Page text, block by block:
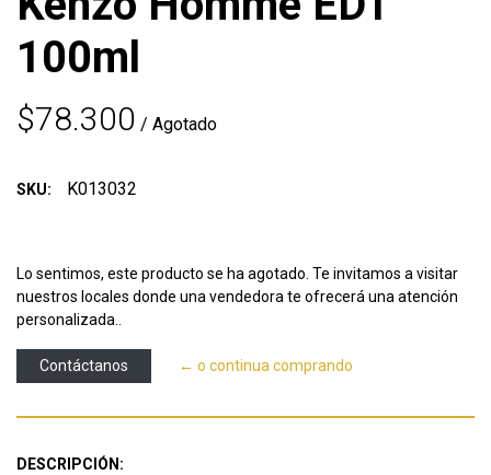
100ml
$78.300 / Agotado
SKU: K013032
Lo sentimos, este producto se ha agotado. Te invitamos a visitar
nuestros locales donde una vendedora te ofrecerá una atención
personalizada..
Contáctanos ← o continua comprando
DESCRIPCIÓN: